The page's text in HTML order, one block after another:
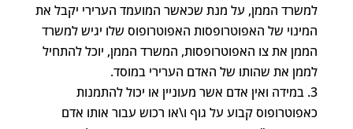
למשרד הממן, על מנת שכאשר המועמד הערירי יקבל את
המינוי של האפוטרופסות האפוטרופוס שלו יגיש למשרד
הממן את צו האפוטרופסות, המשרד הממן, יוכל להתחיל
לממן את שהותו של האדם הערירי במוסד.
במידה ואין אדם אשר מעוניין או יכול להתמנות
כאפוטרופוס קבוע על גוף ו\או רכוש עבור אותו אדם